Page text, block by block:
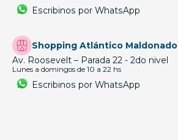
Escribinos por WhatsApp
Shopping Atlántico Maldonado
Av. Roosevelt – Parada 22 - 2do nivel
Lunes a domingos de 10 a 22 hs
Escribinos por WhatsApp